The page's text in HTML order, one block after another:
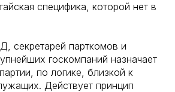
специфика, которой нет в
секретарей парткомов и
госкомпаний назначает
по логике, близкой к
Действует принцип